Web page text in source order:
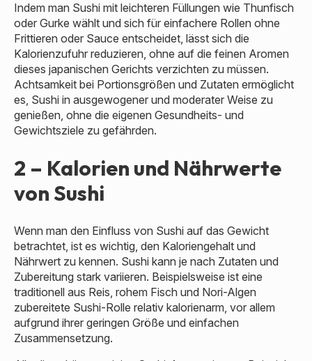
Indem man Sushi mit leichteren Füllungen wie Thunfisch
oder Gurke wählt und sich für einfachere Rollen ohne
Frittieren oder Sauce entscheidet, lässt sich die
Kalorienzufuhr reduzieren, ohne auf die feinen Aromen
dieses japanischen Gerichts verzichten zu müssen.
Achtsamkeit bei Portionsgrößen und Zutaten ermöglicht
es, Sushi in ausgewogener und moderater Weise zu
genießen, ohne die eigenen Gesundheits- und
Gewichtsziele zu gefährden.
2 – Kalorien und Nährwerte
von Sushi
Wenn man den Einfluss von Sushi auf das Gewicht
betrachtet, ist es wichtig, den Kaloriengehalt und
Nährwert zu kennen. Sushi kann je nach Zutaten und
Zubereitung stark variieren. Beispielsweise ist eine
traditionell aus Reis, rohem Fisch und Nori-Algen
zubereitete Sushi-Rolle relativ kalorienarm, vor allem
aufgrund ihrer geringen Größe und einfachen
Zusammensetzung.